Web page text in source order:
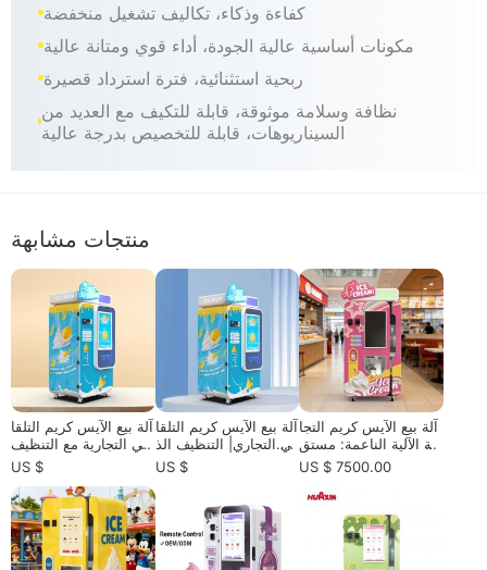
كفاءة وذكاء، تكاليف تشغيل منخفضة
مكونات أساسية عالية الجودة، أداء قوي ومتانة عالية
ربحية استثنائية، فترة استرداد قصيرة
نظافة وسلامة موثوقة، قابلة للتكيف مع العديد من
السيناريوهات، قابلة للتخصيص بدرجة عالية
منتجات مشابهة
آلة بيع الآيس كريم التلقا
ئي التجارية مع التنظيف
الذاتي| الربح العالي HU
US $
آلة بيع الآيس كريم التلقا
ئي التجاري| التنظيف الذ
اتي والتحكم عن بعد لأق
صى ربح
US $
آلة بيع الآيس كريم التجا
رية الآلية الناعمة: مستق
بل التجزئة غير المأهولة
US $ 7500.00